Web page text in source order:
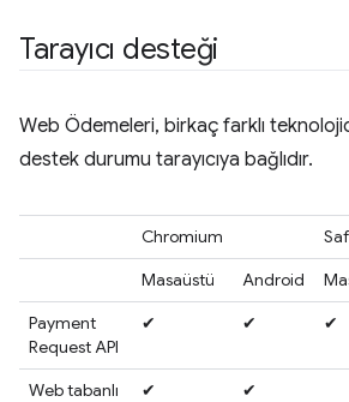
Tarayıcı desteği
Web Ödemeleri, birkaç farklı
destek durumu tarayıcıya bağlıdır.
Chromium
Masaüstü
Android
Payment
Request API
✔ ✔ ✔
Web tabanlı
✔ ✔